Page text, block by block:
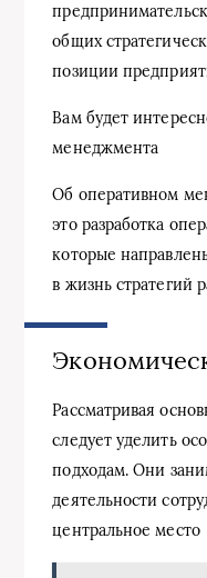
общих
позиции
Вам будет
менеджмента
Об оперативном
это разработка
которые
в жизнь стратегий
Рассматривая
следует уделить
подходам. Они
деятельности
центральное место